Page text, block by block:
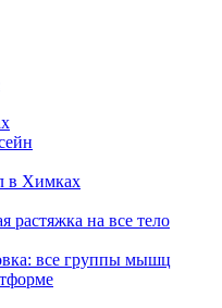
в Химках
растяжка на все тело
все группы мышц